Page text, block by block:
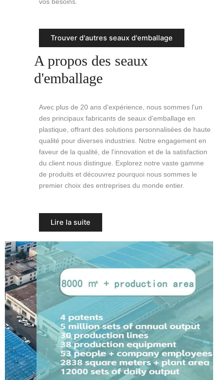
Trouver d'autres seaux d'emballage
A propos des seaux
d'emballage
Avec plus de 20 ans d'expérience, nous sommes l'un
des principaux fabricants de seaux d'emballage en
plastique, offrant des solutions personnalisées de haute
qualité pour diverses industries. Notre engagement en
faveur de la qualité, de l'innovation et de la satisfaction
du client nous distingue. Explorez notre vaste gamme
de produits et découvrez pourquoi nous sommes le
premier choix des entreprises du monde entier.
Lire la suite